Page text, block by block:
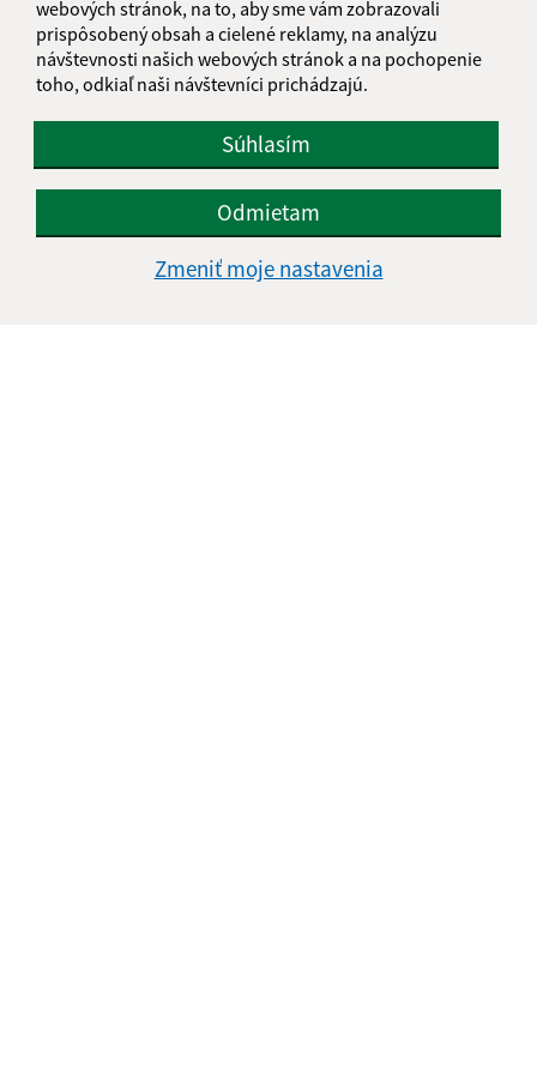
webových stránok, na to, aby sme vám zobrazovali
prispôsobený obsah a cielené reklamy, na analýzu
návštevnosti našich webových stránok a na pochopenie
toho, odkiaľ naši návštevníci prichádzajú.
Súhlasím
Odmietam
Zmeniť moje nastavenia